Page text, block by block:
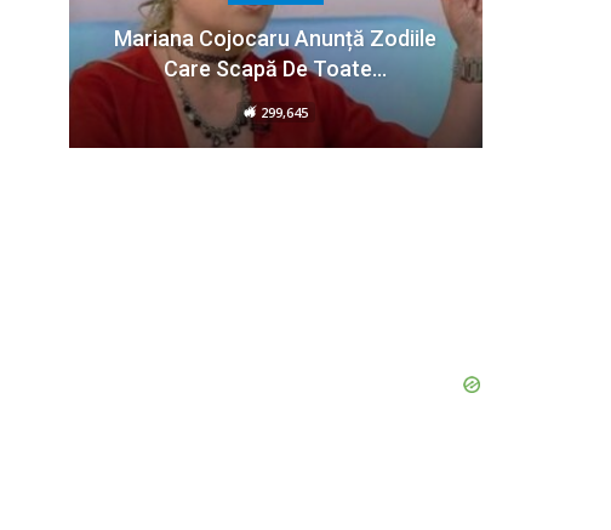
Mariana Cojocaru Anunță Zodiile
Care Scapă De Toate…
299,645